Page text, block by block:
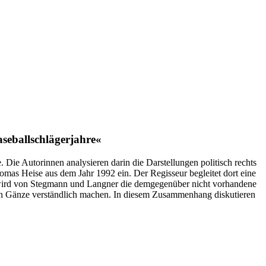
Autorinnen analysieren darin die Darstellungen politisch rechts
Heise aus dem Jahr 1992 ein. Der Regisseur begleitet dort eine
von Stegmann und Langner die demgegenüber nicht vorhandene
verständlich machen. In diesem Zusammenhang diskutieren